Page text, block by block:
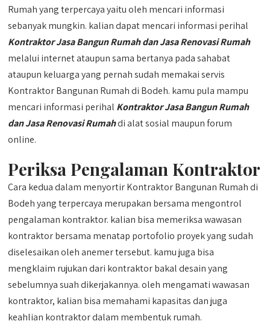
Rumah yang terpercaya yaitu oleh mencari informasi
sebanyak mungkin. kalian dapat mencari informasi perihal
Kontraktor Jasa Bangun Rumah dan Jasa Renovasi Rumah
melalui internet ataupun sama bertanya pada sahabat
ataupun keluarga yang pernah sudah memakai servis
Kontraktor Bangunan Rumah di Bodeh. kamu pula mampu
mencari informasi perihal Kontraktor Jasa Bangun Rumah
dan Jasa Renovasi Rumahdi alat sosial maupun forum
online.
Periksa Pengalaman Kontraktor
Cara kedua dalam menyortir Kontraktor Bangunan Rumah di
Bodeh yang terpercaya merupakan bersama mengontrol
pengalaman kontraktor. kalian bisa memeriksa wawasan
kontraktor bersama menatap portofolio proyek yang sudah
diselesaikan oleh anemer tersebut. kamu juga bisa
mengklaim rujukan dari kontraktor bakal desain yang
sebelumnya suah dikerjakannya. oleh mengamati wawasan
kontraktor, kalian bisa memahami kapasitas dan juga
keahlian kontraktor dalam membentuk rumah.